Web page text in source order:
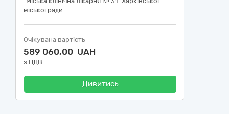
міської ради
Очікувана вартість
589 060,00 UAH
з ПДВ
Дивитись